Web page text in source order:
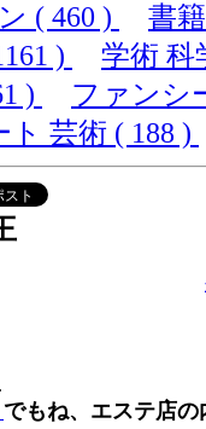
( 460 )
書
)
学術 科
)
ファンシ
ト 芸術 ( 188 )
.
でもね、エステ店